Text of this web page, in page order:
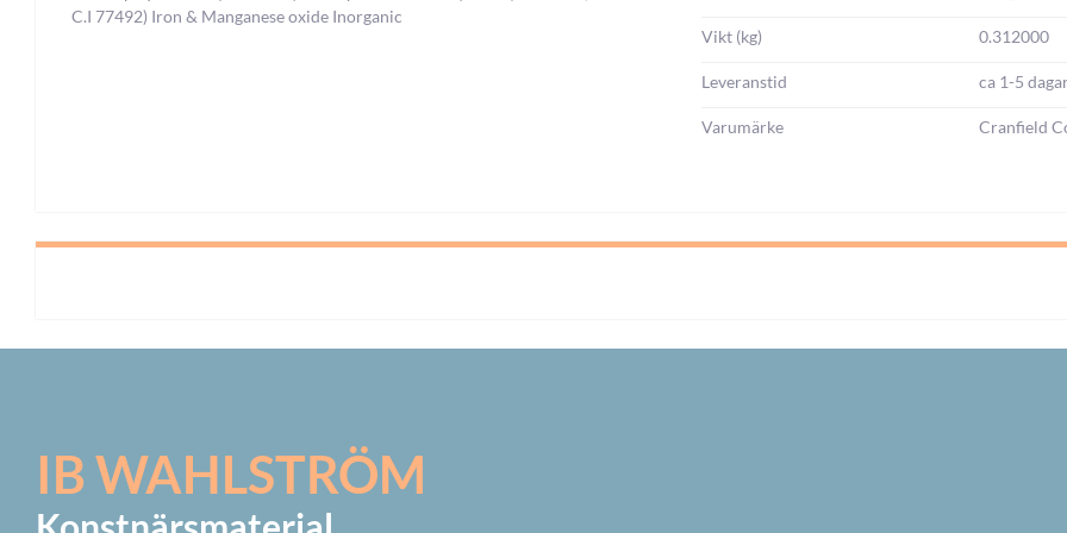
C.I 77492) Iron & Manganese oxide Inorganic
Vikt (kg) 0.312000
Leveranstid ca 1-5 dagar
Varumärke Cranfield
IB WAHLSTRÖM